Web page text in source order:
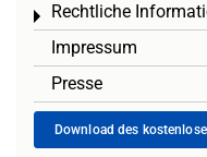
Rechtliche
Toggle menu
Impressum
Presse
Download des